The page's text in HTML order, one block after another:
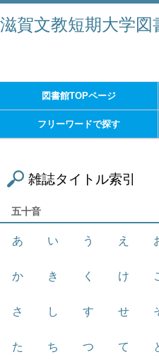
滋賀文教短期大学図
図書館TOPページ
フリーワードで探す
雑誌タイトル索引
五十音
あ い う え
か き く け
さ し す せ
た ち つ て